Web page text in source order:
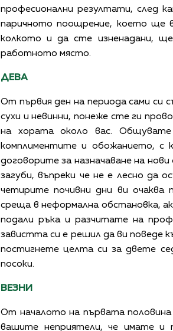
професионални резултати, след
паричното поощрение, което ще
колкото и да сте изненадани,
работното място.
ДЕВА
От първия ден на периода сами си
сухи и невинни, понеже сте ги
на хората около вас.
комплиментите и обожанието, с
договорите за назначаване на
загуби, въпреки че не е лесно да
четирите почивни дни ви очаква
среща в неформална обстановка,
подали ръка и разчитате на
завистта си е решил да ви поведе
постигнете целта си за двете
посоки.
ВЕЗНИ
От началото на първата
вашите неприятели, че имате и